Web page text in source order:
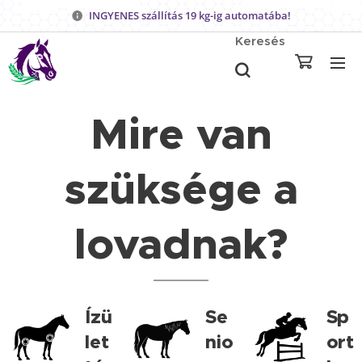
INGYENES szállítás 19 kg-ig automatába!
Keresés
Mire van
szüksége a
lovadnak?
Ízü
let
Se
nio
Sp
ort